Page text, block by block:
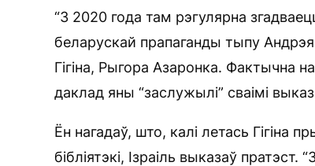
“З 2020 года там рэгулярна
беларускай прапаганды тыпу
Гігіна, Рыгора Азаронка. Фактычна
даклад яны “заслужылі” сваімі
Ён нагадаў, што, калі летась Гігіна
бібліятэкі, Ізраіль выказаў